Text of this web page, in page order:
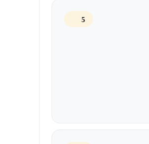
تمرین کنید. این کار در
5